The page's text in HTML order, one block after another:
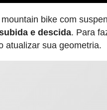
bike com
e descida. Para
atualizar sua geometria.